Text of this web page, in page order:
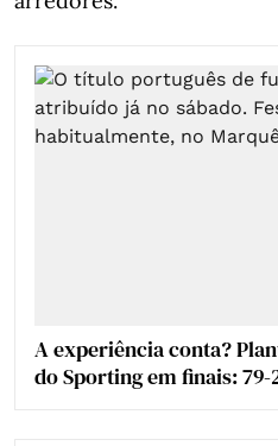
A experiência conta?
do Sporting em finais: 79-